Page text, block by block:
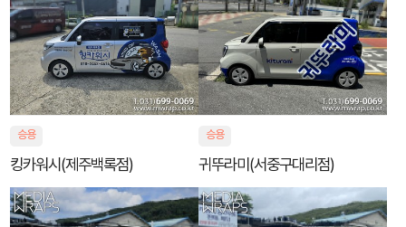
승용
킹카워시(제주백록점)
승용
귀뚜라미(서중구대리점)